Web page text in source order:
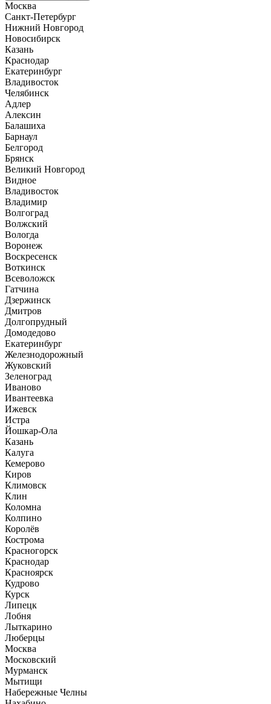
Москва
Санкт-Петербург
Нижний Новгород
Новосибирск
Казань
Краснодар
Екатеринбург
Владивосток
Челябинск
Адлер
Алексин
Балашиха
Барнаул
Белгород
Брянск
Великий Новгород
Видное
Владивосток
Владимир
Волгоград
Волжский
Вологда
Воронеж
Воскресенск
Воткинск
Всеволожск
Гатчина
Дзержинск
Дмитров
Долгопрудный
Домодедово
Екатеринбург
Железнодорожный
Жуковский
Зеленоград
Иваново
Ивантеевка
Ижевск
Истра
Йошкар-Ола
Казань
Калуга
Кемерово
Киров
Климовск
Клин
Коломна
Колпино
Королёв
Кострома
Красногорск
Краснодар
Красноярск
Кудрово
Курск
Липецк
Лобня
Лыткарино
Люберцы
Москва
Московский
Мурманск
Мытищи
Набережные Челны